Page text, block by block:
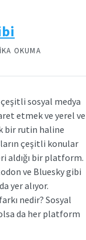
OKUMA
çeşitli sosyal medya
etmek ve yerel ve
bir rutin haline
çeşitli konular
aldığı bir platform.
ve Bluesky gibi
yer alıyor.
nedir? Sosyal
da her platform